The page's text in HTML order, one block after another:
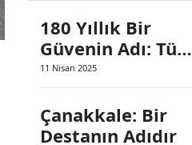
180 Yıllık Bir
Güvenin Adı: Türk
Polis Teşkilatı
11 Nisan 2025
Çanakkale: Bir
Destanın Adıdır